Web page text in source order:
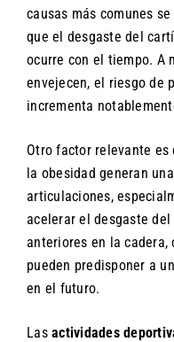
causas más comunes
que el desgaste del
ocurre con el tiempo. A
envejecen, el riesgo de
incrementa
Otro factor relevante es
la obesidad generan
articulaciones,
acelerar el desgaste
anteriores en la cadera,
pueden predisponer a
en el futuro.
Las actividades